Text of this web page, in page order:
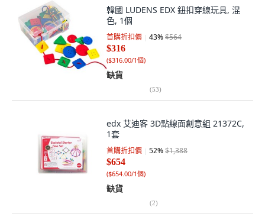
韓國 LUDENS EDX 鈕扣穿線玩具, 混
色, 1個
首購折扣價 43%$564
$316
($316.00/1個)
缺貨
(53)
edx 艾迪客 3D點線面創意組 21372C,
1套
首購折扣價 52%$1,388
$654
($654.00/1個)
缺貨
(2)